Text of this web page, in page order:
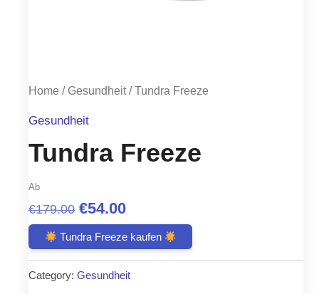
Home / Gesundheit/ Tundra Freeze
Gesundheit
Tundra Freeze
Ab
€179.00 Original
price
was:
€179.00.
€54.00Current
price
is:
€54.00.
Tundra Freeze kaufen
Category: Gesundheit